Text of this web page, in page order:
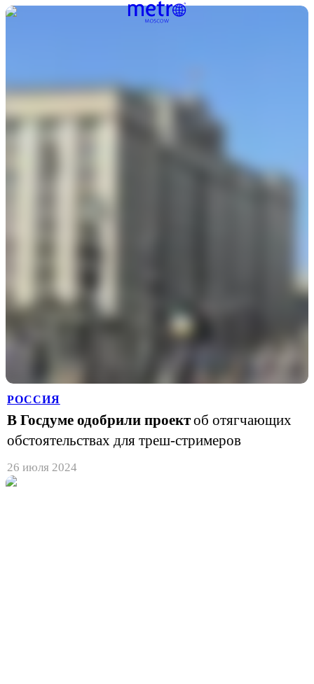
РОССИЯ
В Госдуме одобрили проектоб отягчающих
обстоятельствах для треш-стримеров
26 июля 2024